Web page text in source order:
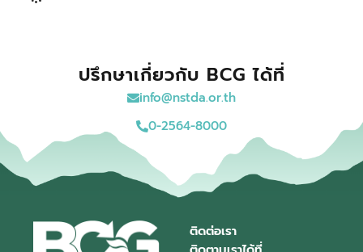
ปรึกษาเกี่ยวกับ BCG ได้ที่
info@nstda.or.th
0-2564-8000
ติดต่อเรา